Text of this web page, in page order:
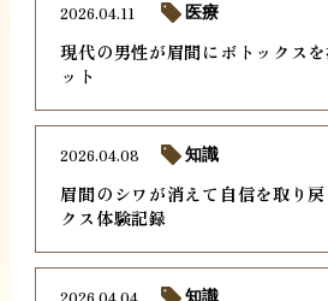
現代の男性が眉間にボトックス
ット
2026.04.11 医療
眉間のシワが消えて自信を取り
クス体験記録
2026.04.08 知識
2026.04.04 知識